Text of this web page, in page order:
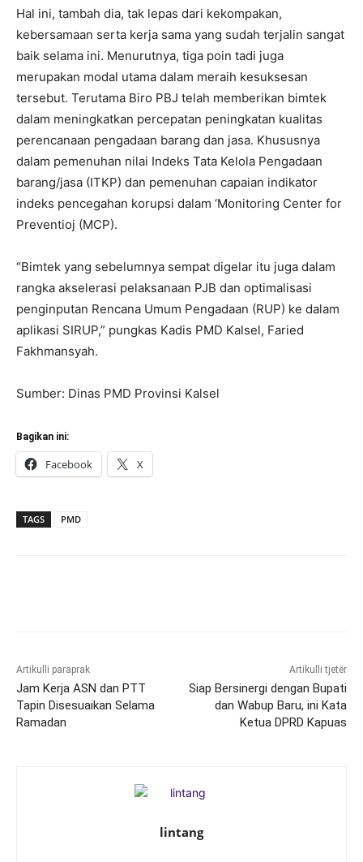
Hal ini, tambah dia, tak lepas dari kekompakan,
kebersamaan serta kerja sama yang sudah terjalin sangat
baik selama ini. Menurutnya, tiga poin tadi juga
merupakan modal utama dalam meraih kesuksesan
tersebut. Terutama Biro PBJ telah memberikan bimtek
dalam meningkatkan percepatan peningkatan kualitas
perencanaan pengadaan barang dan jasa. Khususnya
dalam pemenuhan nilai Indeks Tata Kelola Pengadaan
barang/jasa (ITKP) dan pemenuhan capaian indikator
indeks pencegahan korupsi dalam ‘Monitoring Center for
Preventioj (MCP).
“Bimtek yang sebelumnya sempat digelar itu juga dalam
rangka akselerasi pelaksanaan PJB dan optimalisasi
penginputan Rencana Umum Pengadaan (RUP) ke dalam
aplikasi SIRUP,” pungkas Kadis PMD Kalsel, Faried
Fakhmansyah.
Sumber: Dinas PMD Provinsi Kalsel
Bagikan ini:
Facebook X
TAGS PMD
Artikulli paraprak
Jam Kerja ASN dan PTT
Tapin Disesuaikan Selama
Ramadan
Artikulli tjetër
Siap Bersinergi dengan Bupati
dan Wabup Baru, ini Kata
Ketua DPRD Kapuas
lintang